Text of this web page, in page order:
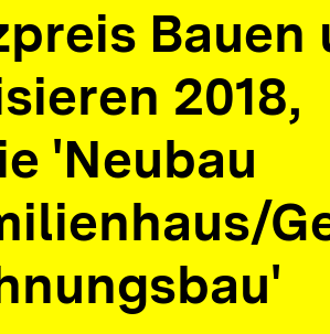
Bauen
2018,
'Neubau